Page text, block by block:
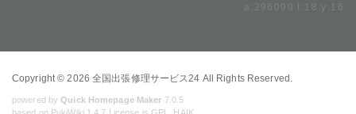
a:296090 t:18 y:16
Copyright © 2026全国出張修理サービス24 All Rights Reserved.
powered byQuick Homepage Maker 7.0.5